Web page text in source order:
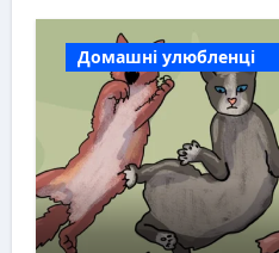
Домашні улюбленці